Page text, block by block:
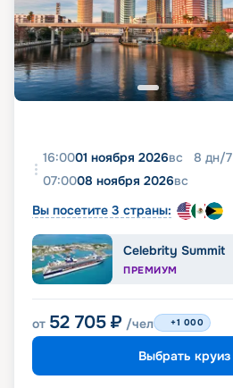
16:0001 ноября 2026вс 8 дн/7
07:0008 ноября 2026вс
Вы посетите 3 страны:
Celebrity Summit
ПРЕМИУМ
от 52 705 ₽ /чел +1 000
Выбрать круиз